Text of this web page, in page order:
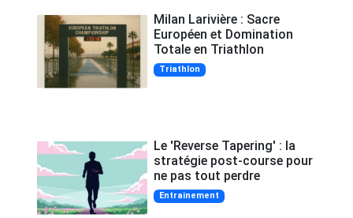
Milan Larivière : Sacre
Européen et Domination
Totale en Triathlon
Triathlon
Le 'Reverse Tapering' : la
stratégie post-course pour
ne pas tout perdre
Entrainement